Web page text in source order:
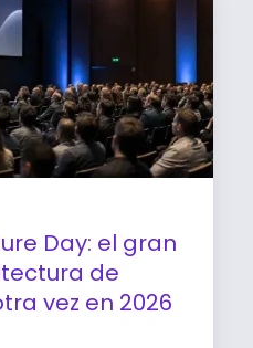
Day: el gran
de
vez en 2026